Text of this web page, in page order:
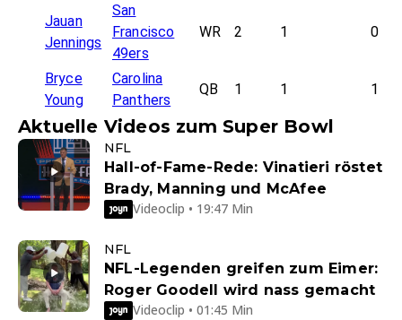
Jauan
Jennings
San
Francisco
49ers
WR 2 1 0
Bryce
Young
Carolina
Panthers
QB 1 1 1
Aktuelle Videos zum Super Bowl
NFL
Hall-of-Fame-Rede: Vinatieri röstet
Brady, Manning und McAfee
Videoclip • 19:47 Min
NFL
NFL-Legenden greifen zum Eimer:
Roger Goodell wird nass gemacht
Videoclip • 01:45 Min